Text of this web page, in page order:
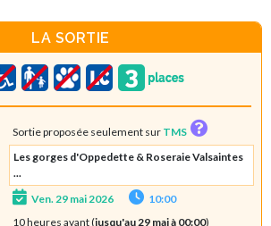
LA SORTIE
Sortie proposée seulement sur TMS
Les gorges d'Oppedette & Roseraie Valsaintes
...
Ven. 29 mai 2026
10:00
10 heures avant (jusqu'au 29 mai à 00:00)